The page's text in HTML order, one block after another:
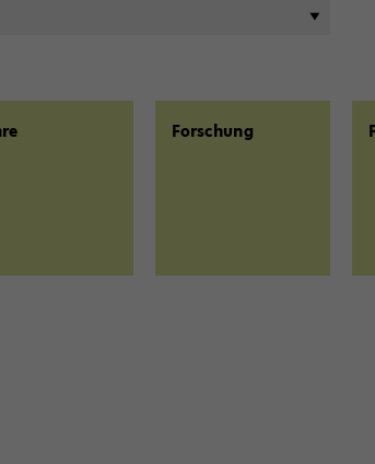
For­schung